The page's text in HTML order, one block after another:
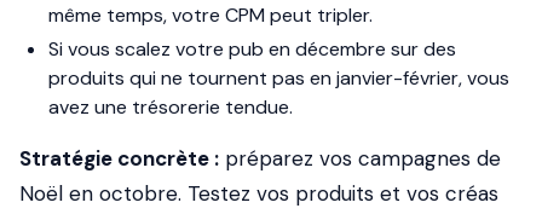
même temps, votre CPM peut tripler.
Si vous scalez votre pub en décembre sur des
produits qui ne tournent pas en janvier-février, vous
avez une trésorerie tendue.
Stratégie concrète : préparez vos campagnes de
Noël en octobre. Testez vos produits et vos créas